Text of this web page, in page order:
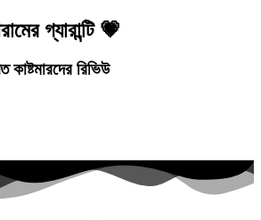
গ্যারান্টি 💗
রিভিউ